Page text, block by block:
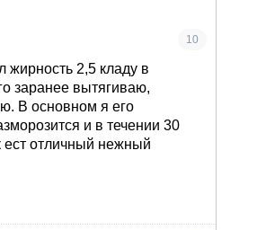
10
жирность 2,5 кладу в
заранее вытягиваю,
В основном я его
и в течении 30
ест отличный нежный